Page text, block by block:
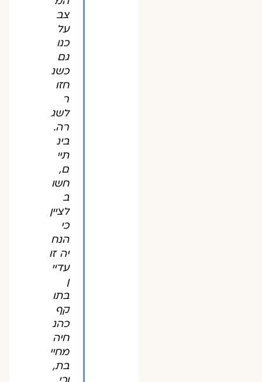
צב
על
כנו
גם
כשנ
חזו
ר
לשג
רה.
בינ
תיי
ם,
חשו
ב
לציין
כי
הנח
יה זו
עדיי
בתו
קף
כהנ
חיה
מחיי
בת,